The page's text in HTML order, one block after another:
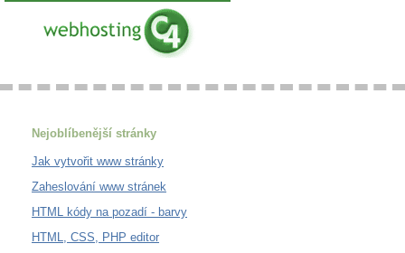
Nejoblíbenější stránky
Jak vytvořit www stránky
Zaheslování www stránek
HTML kódy na pozadí - barvy
HTML, CSS, PHP editor